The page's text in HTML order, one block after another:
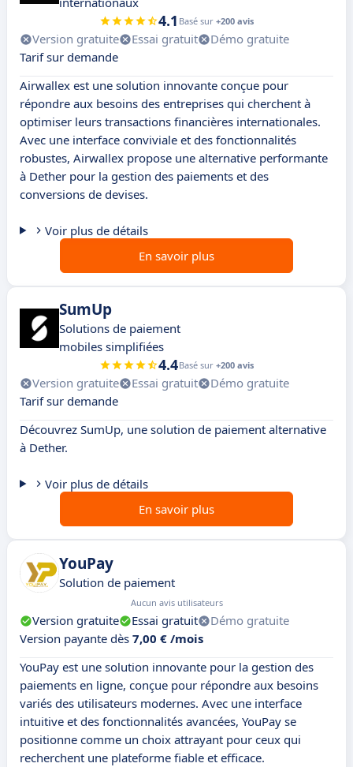
4.1 Basé sur +200 avis
Version gratuite Essai gratuit
Démo gratuite
Tarif sur demande
Airwallex est une solution innovante conçue pour
répondre aux besoins des entreprises qui cherchent à
optimiser leurs transactions financières internationales.
Avec une interface conviviale et des fonctionnalités
robustes, Airwallex propose une alternative performante
à Dether pour la gestion des paiements et des
conversions de devises.
Voir plus de détails
En savoir plus
SumUp
Solutions de paiement
mobiles simplifiées
4.4Basé sur +200 avis
Version gratuite Essai gratuit
Démo gratuite
Tarif sur demande
Découvrez SumUp, une solution de paiement alternative
à Dether.
Voir plus de détails
En savoir plus
YouPay
Solution de paiement
Aucun avis utilisateurs
Version gratuite Essai gratuit
Démo gratuite
Version payante dès 7,00 € /mois
YouPay est une solution innovante pour la gestion des
paiements en ligne, conçue pour répondre aux besoins
variés des utilisateurs modernes. Avec une interface
intuitive et des fonctionnalités avancées, YouPay se
positionne comme un choix attrayant pour ceux qui
recherchent une plateforme fiable et efficace.